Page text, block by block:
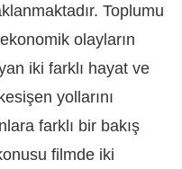
Toplumu
olayların
iki farklı hayat ve
yollarını
farklı bir bakış
filmde iki